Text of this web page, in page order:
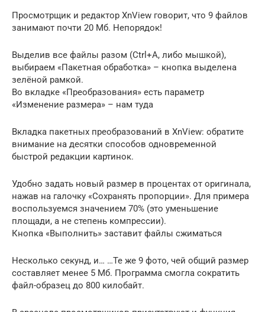
Просмотрщик и редактор XnView говорит, что 9 файлов
занимают почти 20 Мб. Непорядок!
Выделив все файлы разом (Ctrl+A, либо мышкой),
выбираем «Пакетная обработка» – кнопка выделена
зелёной рамкой.
Во вкладке «Преобразования» есть параметр
«Изменение размера» – нам туда
Вкладка пакетных преобразований в XnView: обратите
внимание на десятки способов одновременной
быстрой редакции картинок.
Удобно задать новый размер в процентах от оригинала,
нажав на галочку «Сохранять пропорции». Для примера
воспользуемся значением 70% (это уменьшение
площади, а не степень компрессии).
Кнопка «Выполнить» заставит файлы сжиматься
Несколько секунд, и… …Те же 9 фото, чей общий размер
составляет менее 5 Мб. Программа смогла сократить
файл-образец до 800 килобайт.